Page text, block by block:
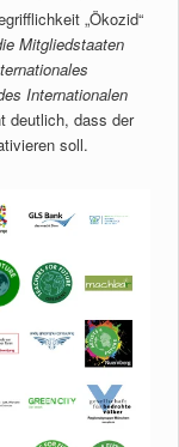
„Ökozid“
Mitgliedstaaten
Internationalen
deutlich, dass der
soll.